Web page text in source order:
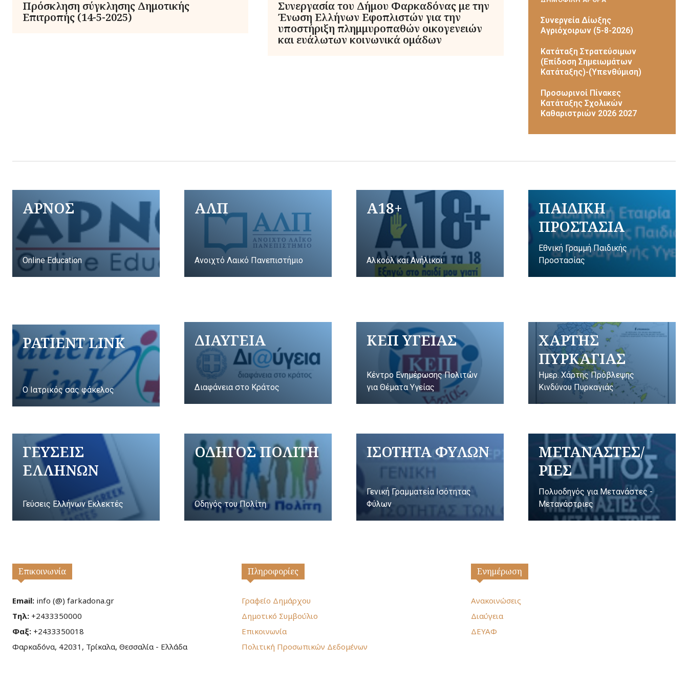
Πρόσκληση σύγκλησης Δημοτικής
Επιτροπής (14-5-2025)
Συνεργασία του Δήμου Φαρκαδόνας με την
Ένωση Ελλήνων Εφοπλιστών για την
υποστήριξη πλημμυροπαθών οικογενειών
και ευάλωτων κοινωνικά ομάδων
Συνεργεία Δίωξης
Αγριόχοιρων (5-8-2026)
Κατάταξη Στρατεύσιμων
(Επίδοση Σημειωμάτων
Κατάταξης)-(Υπενθύμιση)
Προσωρινοί Πίνακες
Κατάταξης Σχολικών
Καθαριστριών 2026 2027
ΑΡΝΟΣ
Online Education
ΑΛΠ
Ανοιχτό Λαικό Πανεπιστήμιο
A18+
Αλκοόλ και Ανήλικοι
ΠΑΙΔΙΚΗ
ΠΡΟΣΤΑΣΙΑ
Εθνική Γραμμή Παιδικής
Προστασίας
PATIENT LINK
Ο Ιατρικός σας φάκελος
ΔΙΑΥΓΕΙΑ
Διαφάνεια στο Κράτος
ΚΕΠ ΥΓΕΙΑΣ
Κέντρο Ενημέρωσης Πολιτών
για Θέματα Υγείας
ΧΑΡΤΗΣ
ΠΥΡΚΑΓΙΑΣ
Ημερ. Χάρτης Πρόβλεψης
Κινδύνου Πυρκαγιάς
ΓΕΥΣΕΙΣ
ΕΛΛΗΝΩΝ
Γεύσεις Ελλήνων Εκλεκτές
ΟΔΗΓΟΣ ΠΟΛΙΤΗ
Οδηγός του Πολίτη
ΙΣΟΤΗΤΑ ΦΥΛΩΝ
Γενική Γραμματεία Ισότητας
Φύλων
ΜΕΤΑΝΑΣΤΕΣ/
ΡΙΕΣ
Πολυοδηγός για Μετανάστες -
Μετανάστριες
Επικοινωνία
Email: info (@) farkadona.gr
Τηλ: +2433350000
Φαξ: +2433350018
Φαρκαδόνα, 42031, Τρίκαλα, Θεσσαλία - Ελλάδα
Πληροφορίες
Γραφείο Δημάρχου
Δημοτικό Συμβούλιο
Επικοινωνία
Πολιτική Προσωπικών Δεδομένων
Ενημέρωση
Ανακοινώσεις
Διαύγεια
ΔΕΥΑΦ